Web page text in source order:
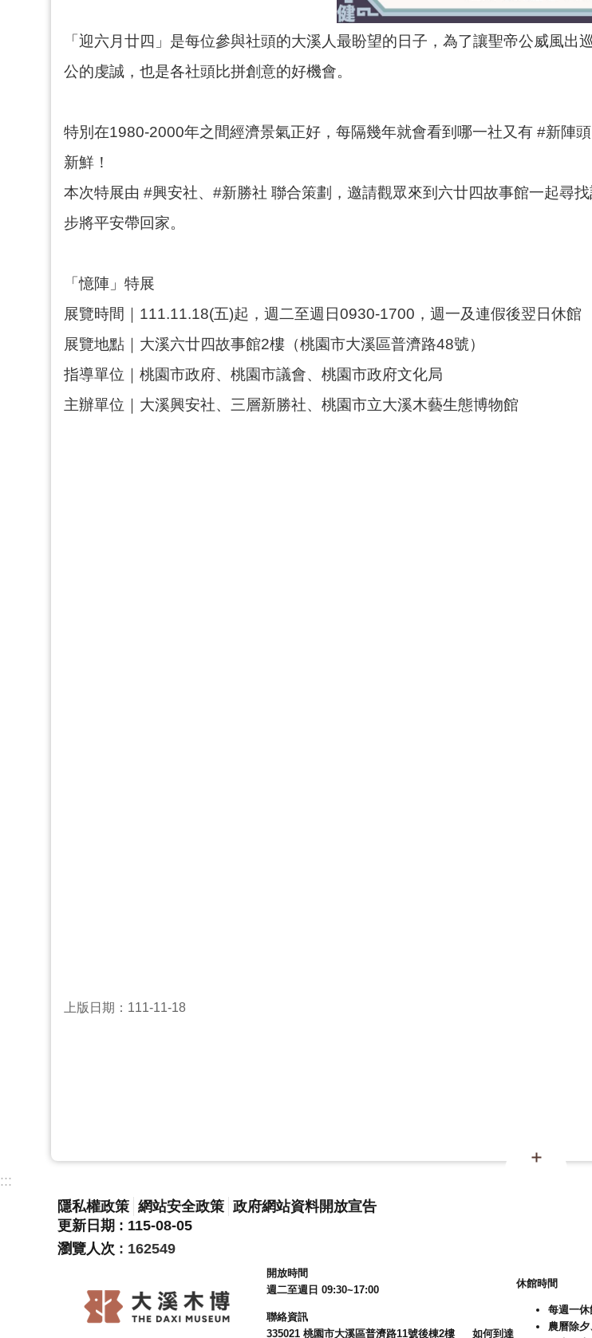
「迎六月廿四」是每位參與社頭的大溪人最盼望的日子，為了讓聖帝公威風
公的虔誠，也是各社頭比拼創意的好機會。
特別在1980-2000年之間經濟景氣正好，每隔幾年就會看到哪一社又有 #新陣
新鮮！
本次特展由 #興安社、#新勝社 聯合策劃，邀請觀眾來到六廿四故事館一起尋
步將平安帶回家。
「憶陣」特展
展覽時間｜111.11.18(五)起，週二至週日0930-1700，週一及連假後翌日休館
展覽地點｜大溪六廿四故事館2樓（桃園市大溪區普濟路48號）
指導單位｜桃園市政府、桃園市議會、桃園市政府文化局
主辦單位｜大溪興安社、三層新勝社、桃園市立大溪木藝生態博物館
上版日期：111-11-18
:::
隱私權政策 網站安全政策 政府網站資料開放宣告
更新日期
115-08-05
瀏覽人次
162549
開放時間
週二至週日 09:30~17:00
聯絡資訊
335021 桃園市大溪區普濟路11號後棟2樓
如何到達
休館時間
每週一
農曆除